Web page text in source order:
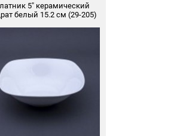
5" керамический
белый 15.2 см (29-205)